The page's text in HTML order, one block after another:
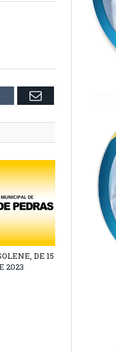
Email
DE 15
2023